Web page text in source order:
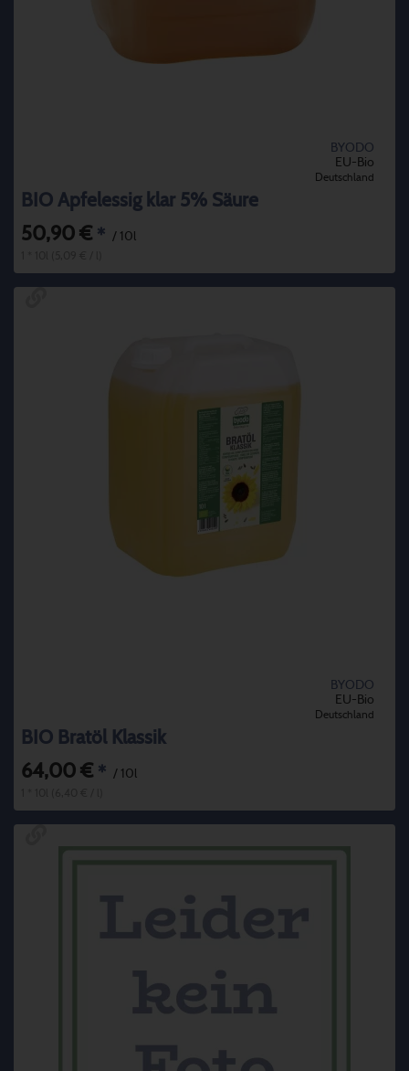
BYODO
EU-Bio
Deutschland
BIO Apfelessig klar 5% Säure
50,90 € * / 10l
BYODO
EU-Bio
Deutschland
BIO Bratöl Klassik
64,00 € * / 10l